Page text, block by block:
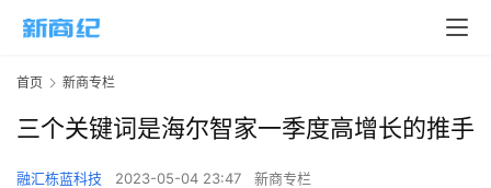
首页 新商专栏
三个关键词是海尔智家一季度高增长的推手
融汇栋蓝科技 2023-05-04 23:47 新商专栏